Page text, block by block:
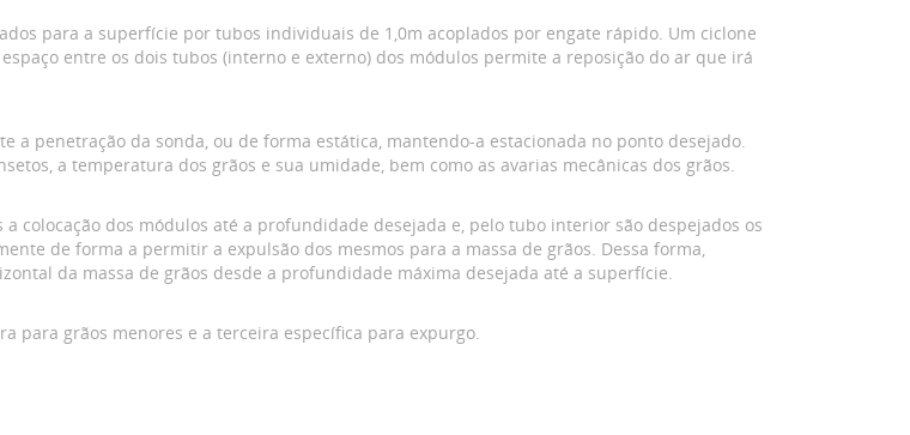
para a superfície por tubos individuais de 1,0m acoplados por engate rápido. Um ciclone
entre os dois tubos (interno e externo) dos módulos permite a reposição do ar que irá
a penetração da sonda, ou de forma estática, mantendo-a estacionada no ponto desejado.
a temperatura dos grãos e sua umidade, bem como as avarias mecânicas dos grãos.
colocação dos módulos até a profundidade desejada e, pelo tubo interior são despejados os
de forma a permitir a expulsão dos mesmos para a massa de grãos. Dessa forma,
da massa de grãos desde a profundidade máxima desejada até a superfície.
para grãos menores e a terceira específica para expurgo.